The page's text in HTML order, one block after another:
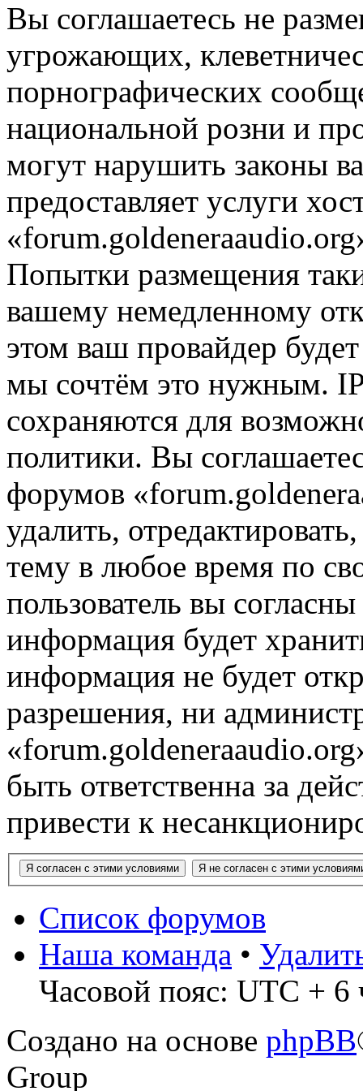
Вы соглашаетесь не
угрожающих,
порнографических
национальной розни и
могут нарушить законы
предоставляет услуги
Попытки размещения
вашему немедленному
этом ваш провайдер
мы сочтём это нужным.
сохраняются для
политики. Вы
форумов
удалить,
тему в любое время по
пользователь вы
информация будет
информация не будет
разрешения, ни
быть ответственна за
привести к
Список форумов
Наша команда •
Часовой пояс: UTC + 6
Создано на основе phpBB
Group